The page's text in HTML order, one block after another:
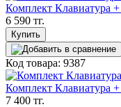
Комплект Клавиатура
6 590 тг.
Купить
Код товара: 9387
Комплект Клавиатура
7 400 тг.